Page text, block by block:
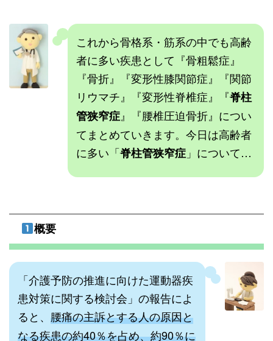
これから骨格系・筋系の中でも高齢
者に多い疾患として『骨粗鬆症』
『骨折』『変形性膝関節症』『関節
リウマチ』『変形性脊椎症』『脊柱
管狭窄症』『腰椎圧迫骨折』につい
てまとめていきます。今日は高齢者
に多い「脊柱管狭窄症 」について…
概要
「介護予防の推進に向けた運動器疾
患対策に関する検討会」の報告によ
ると、腰痛の主訴とする人の原因と
なる疾患の約40％を占め、約90％に